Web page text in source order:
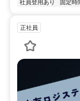
社員登用あり 固定時
正社員